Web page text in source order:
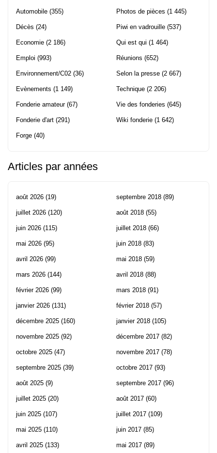
Automobile (355)
Décès (24)
Economie (2 186)
Emploi (993)
Environnement/C02 (36)
Evènements (1 149)
Fonderie amateur(67)
Fonderie d'art (291)
Forge (40)
Photos de pièces (1 445)
Piwi en vadrouille (537)
Qui est qui (1 464)
Réunions (652)
Selon la presse (2 667)
Technique (2 206)
Vie des fonderies (645)
Wiki fonderie (1 642)
Articles par années
août 2026 (19)
juillet 2026 (120)
juin 2026 (115)
mai 2026 (95)
avril 2026 (99)
mars 2026 (144)
février 2026 (99)
janvier 2026 (131)
décembre 2025 (160)
novembre 2025 (92)
octobre 2025 (47)
septembre 2025 (39)
août 2025 (9)
juillet 2025 (20)
juin 2025 (107)
mai 2025 (110)
avril 2025 (133)
septembre 2018 (89)
août 2018 (55)
juillet 2018 (66)
juin 2018 (83)
mai 2018 (59)
avril 2018 (88)
mars 2018 (91)
février 2018 (57)
janvier 2018 (105)
décembre 2017 (82)
novembre 2017 (78)
octobre 2017 (93)
septembre 2017 (96)
août 2017 (60)
juillet 2017 (109)
juin 2017 (85)
mai 2017 (89)